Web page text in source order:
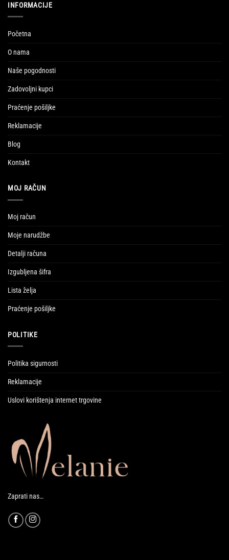
INFORMACIJE
Početna
O nama
Naše pogodnosti
Zadovoljni kupci
Praćenje pošiljke
Reklamacije
Blog
Kontakt
MOJ RAČUN
Moj račun
Moje narudžbe
Detalji računa
Izgubljena šifra
Lista želja
Praćenje pošiljke
POLITIKE
Politika sigurnosti
Reklamacije
Uslovi korištenja internet trgovine
Zaprati nas…